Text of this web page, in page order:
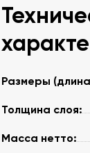
Размеры
Толщина слоя:
Масса нетто: